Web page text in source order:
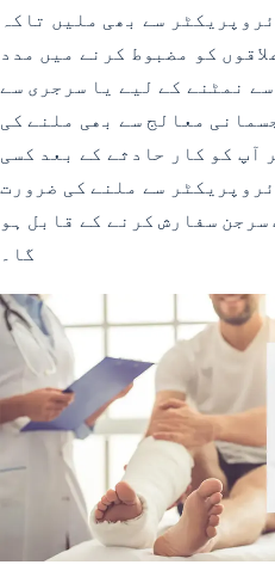
سے بھی ملیں تاکہ
کو مضبوط کرنے میں مدد
نمٹنے کے لیے یا سرجری سے
معالج سے بھی ملنے کی
آپ کو کار حادثے کے بعد کسی
سے ملنے کی ضرورت
سفارش کرنے کے قابل ہو
گا۔